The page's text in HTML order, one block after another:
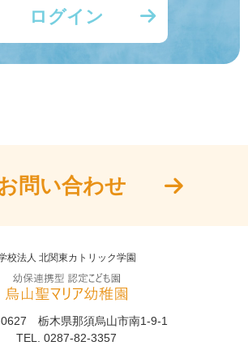
ログイン
問い合わせ
校法人 北関東カトリック学園
栃木県那須烏山市南1-9-1
TEL. 0287-82-3357